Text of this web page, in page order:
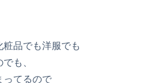
品でも洋服でも
も、
ってるので